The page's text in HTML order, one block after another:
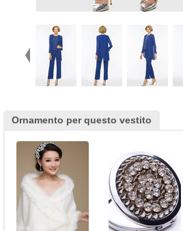
Ornamento per questo vestito